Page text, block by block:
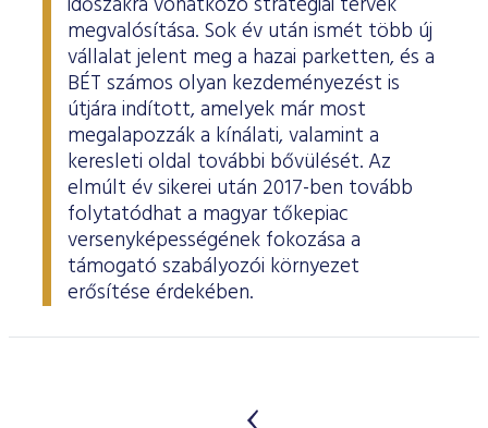
megvalósítása. Sok év után ismét több új
vállalat jelent meg a hazai parketten, és a
BÉT számos olyan kezdeményezést is
útjára indított, amelyek már most
megalapozzák a kínálati, valamint a
keresleti oldal további bővülését. Az
elmúlt év sikerei után 2017-ben tovább
folytatódhat a magyar tőkepiac
versenyképességének fokozása a
támogató szabályozói környezet
erősítése érdekében.